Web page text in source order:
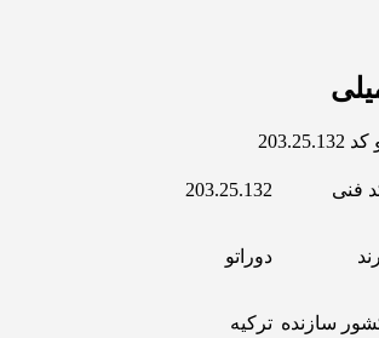
فنی 203.25.132
دوراتو
سازنده ترکیه